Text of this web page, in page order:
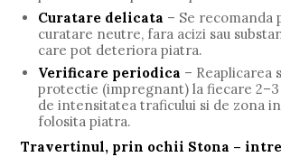
Curatare delicata – Se recomanda
curatare neutre, fara acizi sau
care pot deteriora piatra.
Verificare periodica – Reaplicarea
protectie (impregnant) la fiecare
de intensitatea traficului si de zona
folosita piatra.
Travertinul, prin ochii Stona –